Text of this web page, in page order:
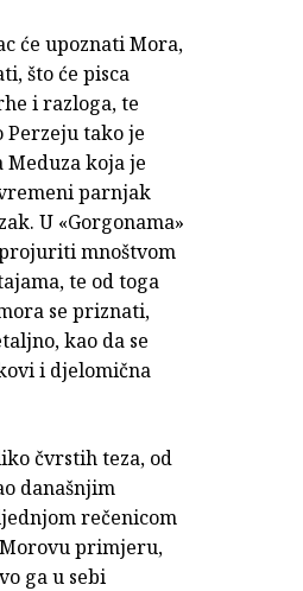
će upoznati Mora,
što će pisca
i razloga, te
Perzeju tako je
Meduza koja je
parnjak
U «Gorgonama»
mnoštvom
te od toga
se priznati,
kao da se
i djelomična
čvrstih teza, od
današnjim
rečenicom
primjeru,
ga u sebi